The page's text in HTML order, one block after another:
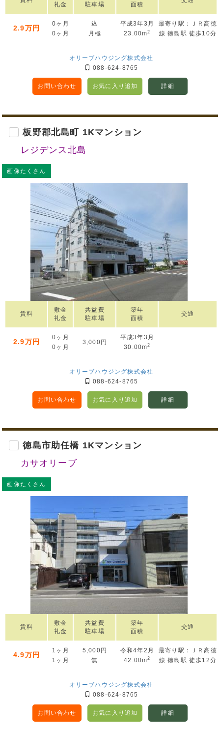
礼金
駐車場
面積
2.9万円
0ヶ月
0ヶ月
込
月極
平成3年3月
23.00m2
最寄り駅：ＪＲ高徳
線 徳島駅 徒歩10分
オリーブハウジング株式会社
088-624-8765
お問い合わせ お気に入り追加 詳細
板野郡北島町 1Kマンション
レジデンス北島
画像たくさん
賃料
敷金
礼金
共益費
駐車場
築年
面積
交通
2.9万円
0ヶ月
0ヶ月
3,000円
平成3年3月
30.00m2
オリーブハウジング株式会社
088-624-8765
お問い合わせ お気に入り追加 詳細
徳島市助任橋 1Kマンション
カサオリーブ
画像たくさん
賃料
敷金
礼金
共益費
駐車場
築年
面積
交通
4.9万円
1ヶ月
1ヶ月
5,000円
無
令和4年2月
42.00m2
最寄り駅：ＪＲ高徳
線 徳島駅 徒歩12分
オリーブハウジング株式会社
088-624-8765
お問い合わせ お気に入り追加 詳細